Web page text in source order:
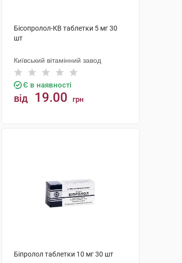
Бісопролол-КВ таблетки 5 мг 30
шт
Київський вітамінний завод
Є в наявності
від 19.00 грн
Біпролол таблетки 10 мг 30 шт